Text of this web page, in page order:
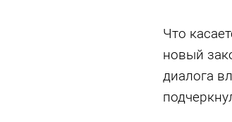
Что
новый
диалога